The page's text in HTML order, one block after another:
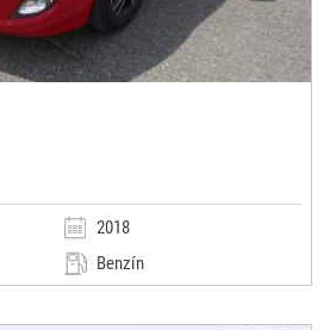
2018
Benzín